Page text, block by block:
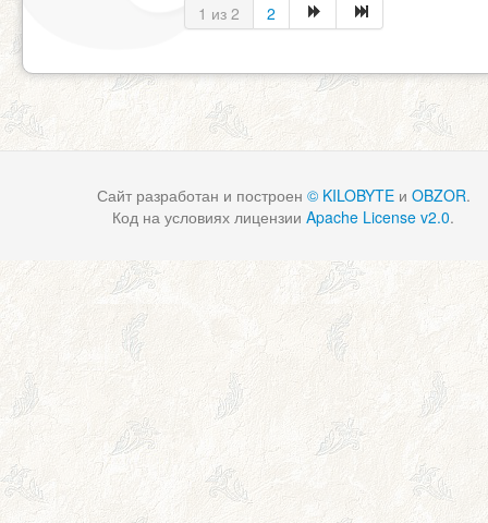
1 из 2 2
Сайт разработан и построен © KILOBYTEи OBZOR.
Код на условиях лицензии Apache License v2.0.